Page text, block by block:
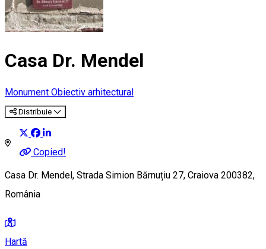
Casa Dr. Mendel
Monument Obiectiv arhitectural
Distribuie
Copied!
Casa Dr. Mendel, Strada Simion Bărnuțiu 27, Craiova 200382,
România
Hartă